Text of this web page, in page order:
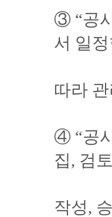
③ “공
서 일
따라
④ “공
집, 검
작성,